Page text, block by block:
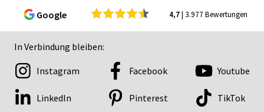
Google 4,7| 3.977 Bewertungen
In Verbindung bleiben:
Instagram Facebook Youtube
LinkedIn Pinterest TikTok